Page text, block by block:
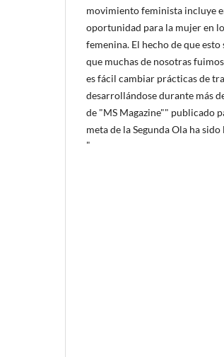
movimiento feminista incluye
oportunidad para la mujer en
femenina. El hecho de que
que muchas de nosotras
es fácil cambiar prácticas de
desarrollándose durante más
de "MS Magazine"" publicado
meta de la Segunda Ola ha
"